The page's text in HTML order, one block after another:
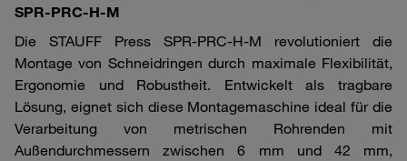
SPR-PRC-H-M
Die STAUFF Press SPR-PRC-H-M revolutioniert die
Montage von Schneidringen durch maximale Flexibilität,
Ergonomie und Robustheit. Entwickelt als tragbare
Lösung, eignet sich diese Montagemaschine ideal für die
Verarbeitung von metrischen Rohrenden mit
Außendurchmessern zwischen 6 mm und 42 mm,